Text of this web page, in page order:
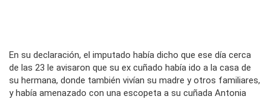
En su declaración, el imputado había dicho que ese día cerca
de las 23 le avisaron que su ex cuñado había ido a la casa de
su hermana, donde también vivían su madre y otros familiares,
y había amenazado con una escopeta a su cuñada Antonia